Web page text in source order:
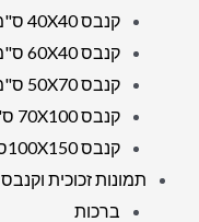
קנבס 40X40 ס"מ
קנבס 60X40 ס"מ
קנבס 50X70 ס"מ
קנבס 70X100 ס"מ
קנבס 100X150ס"מ
תמונות זכוכית וקנבס
ברכות